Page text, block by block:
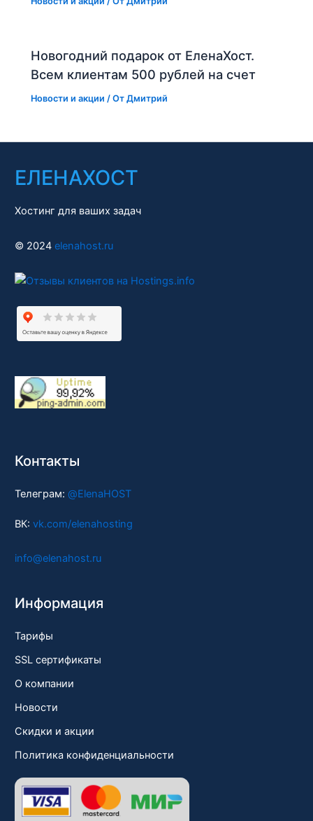
Новогодний подарок от ЕленаХост.
Всем клиентам 500 рублей на счет
Новости и акции / ОтДмитрий
ЕЛЕНАХОСТ
Хостинг для ваших задач
© 2024 elenahost.ru
Контакты
Телеграм: @ElenaHOST
ВК: vk.com/elenahosting
info@elenahost.ru
Информация
Тарифы
SSL сертификаты
О компании
Новости
Скидки и акции
Политика конфиденциальности